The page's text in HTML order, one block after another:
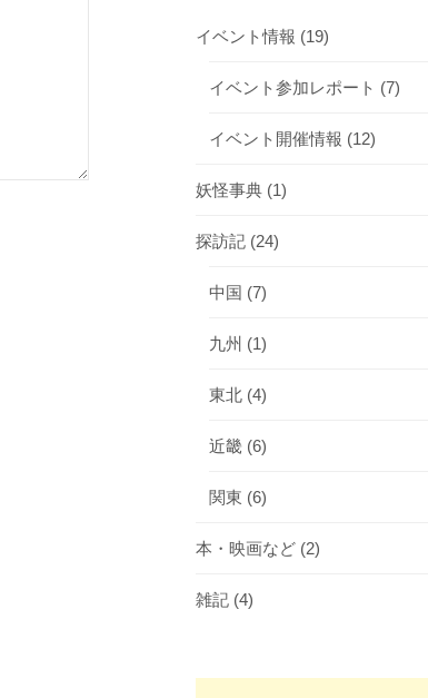
イベント情報 (19)
イベント参加レポート (7)
イベント開催情報 (12)
妖怪事典 (1)
探訪記 (24)
中国 (7)
九州 (1)
東北 (4)
近畿 (6)
関東 (6)
本・映画など (2)
雑記 (4)